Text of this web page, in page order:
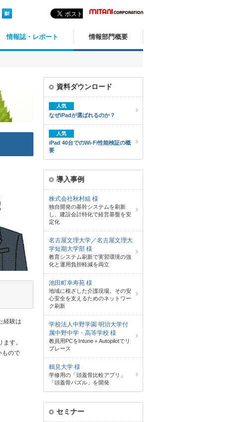
情報誌・レポート 情報部門概要
経験は
す。
もので
資料ダウンロード
人気
なぜiPadが選ばれるのか？
人気
iPad 40台でのWi-Fi性能検証の概
要
導入事例
株式会社秋村組 様
独自開発の基幹システムを刷新
し、建設会計特化で経営基盤を安
定化
名古屋文理大学／名古屋文理大
学短期大学部 様
教育システム刷新で実習環境の強
化と運用負担軽減を両立
池田町幸寿苑 様
地域に根ざした介護現場。その安
心安全を支えるためのネットワー
ク刷新
学校法人中野学園 明治大学付
属中野中学・高等学校 様
教員用PCをIntune＋Autopilotでリ
プレース
鶴見大学 様
学修用の「頭蓋骨比較アプリ」
「頭蓋骨パズル」を開発
セミナー